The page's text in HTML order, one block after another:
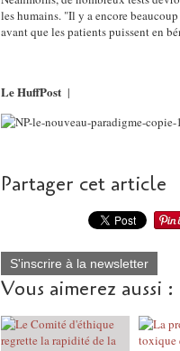
les humains. "Il y a encore
avant que les patients puissent en
Le HuffPost |
Partager cet article
S'inscrire à la newsletter
Vous aimerez aussi :